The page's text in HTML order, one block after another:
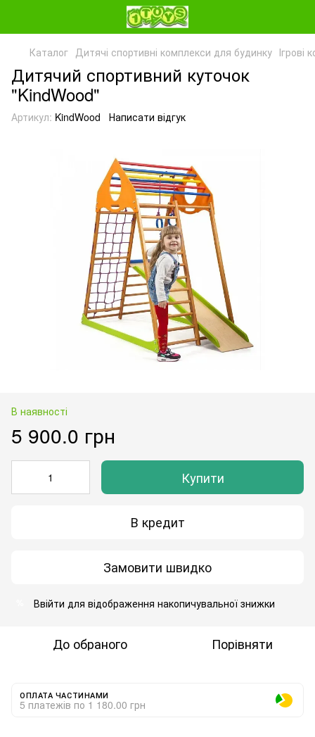
Каталог Дитячі спортивні комплекси для будинку Ігрові
Дитячий спортивний куточок
"KindWood"
Артикул: KindWood Написати відгук
В наявності
5 900.0 грн
Купити
В кредит
Замовити швидко
Ввійти для відображення накопичувальної знижки
До обраного Порівняти
ОПЛАТА ЧАСТИНАМИ
5 платежів по 1 180.00 грн